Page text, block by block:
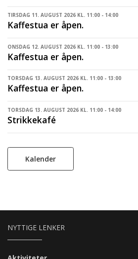
TIRSDAG 11. AUGUST 2026 KL. 11:00 - 14:00
Kaffestua er åpen.
ONSDAG 12. AUGUST 2026 KL. 11:00 - 13:00
Kaffestua er åpen.
TORSDAG 13. AUGUST 2026 KL. 11:00 - 13:00
Kaffestua er åpen.
TORSDAG 13. AUGUST 2026 KL. 11:00 - 14:00
Strikkekafé
Kalender
NYTTIGE LENKER